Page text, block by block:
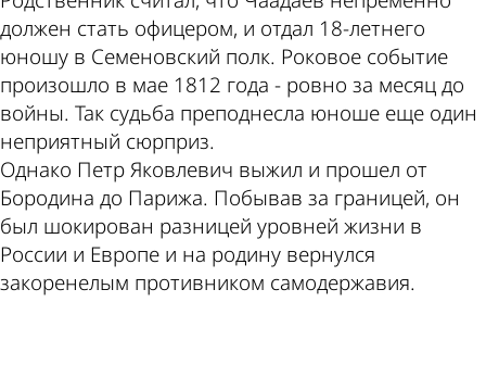
должен стать офицером, и отдал 18-летнего
юношу в Семеновский полк. Роковое событие
произошло в мае 1812 года - ровно за месяц до
войны. Так судьба преподнесла юноше еще один
неприятный сюрприз.
Однако Петр Яковлевич выжил и прошел от
Бородина до Парижа. Побывав за границей, он
был шокирован разницей уровней жизни в
России и Европе и на родину вернулся
закоренелым противником самодержавия.